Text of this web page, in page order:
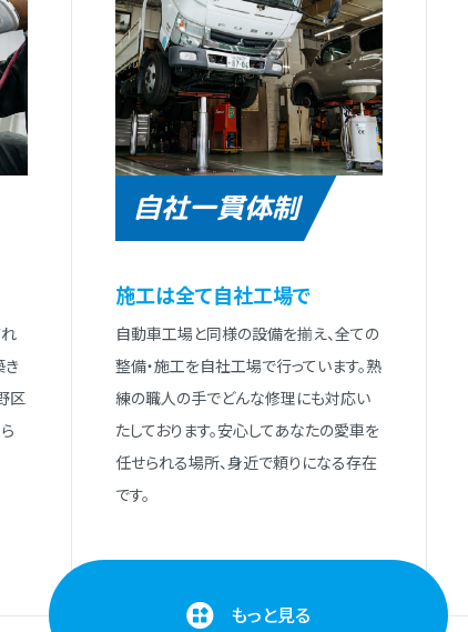
区
自社一貫体制
施⼯は全て⾃社⼯場で
⾃動⾞⼯場と同様の設備を揃え、全ての
整備・施⼯を⾃社⼯場で⾏っています。熟
練の職⼈の⼿でどんな修理にも対応い
たしております。安⼼してあなたの愛⾞を
任せられる場所、⾝近で頼りになる存在
です。
もっと見る